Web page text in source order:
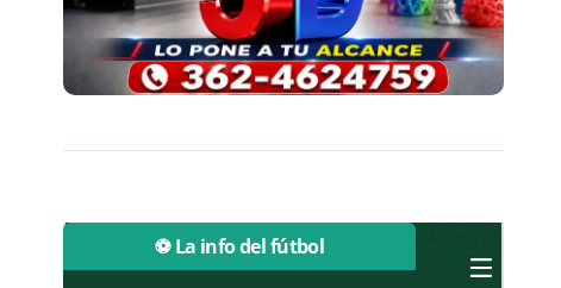
⚽ La info del fútbol